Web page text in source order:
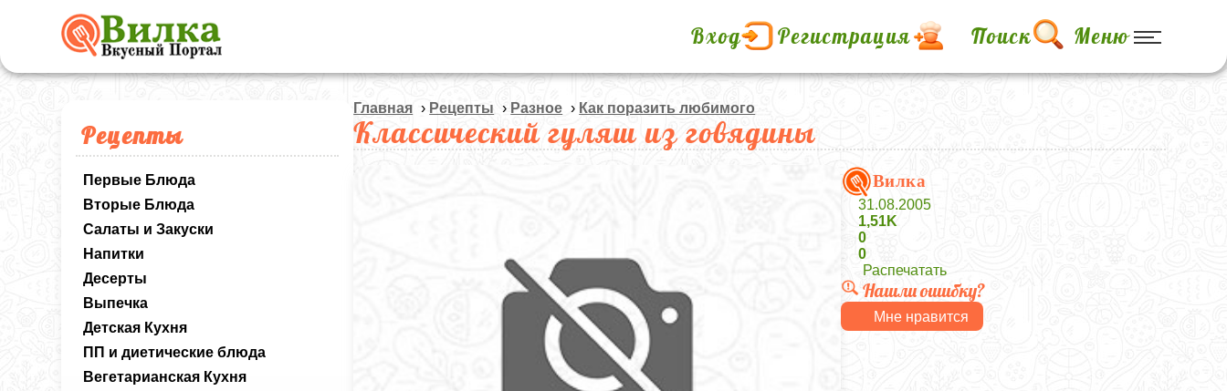
Вход Регистрация Поиск Меню
Рецепты
Первые Блюда
Вторые Блюда
Салаты и Закуски
Напитки
Десерты
Выпечка
Детская Кухня
ПП и диетические блюда
Вегетарианская Кухня
Главная › Рецепты › Разное › Как поразить любимого
Классический гуляш из говядины
Вилка
31.08.2005
1,51K
0
0
Распечатать
Нашли ошибку?
Мне нравится